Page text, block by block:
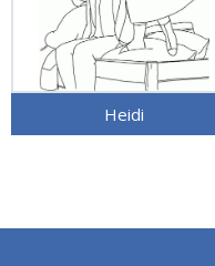
Heidi